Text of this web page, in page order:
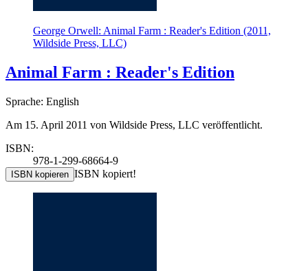
George Orwell: Animal Farm : Reader's Edition (2011,
Wildside Press, LLC)
Animal Farm : Reader's Edition
Sprache: English
Am 15. April 2011 von Wildside Press, LLC veröffentlicht.
ISBN:
978-1-299-68664-9
ISBN kopieren ISBN kopiert!